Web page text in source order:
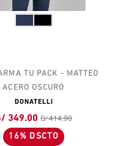
TU PACK - MATTEO
ACERO OSCURO
DONATELLI
349.00 S/ 414.90
16% DSCTO